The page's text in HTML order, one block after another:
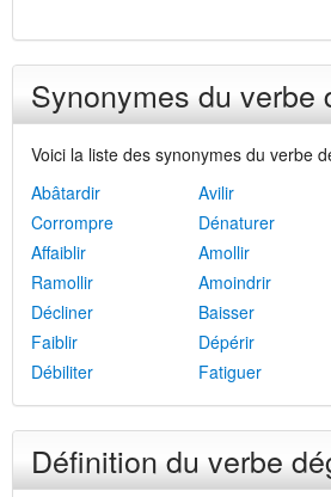
Synonymes du verbe
Voici la liste des synonymes du verbe
Abâtardir
Avilir
Corrompre
Dénaturer
Affaiblir
Amollir
Ramollir
Amoindrir
Décliner
Baisser
Faiblir
Dépérir
Débiliter
Fatiguer
Définition du verbe